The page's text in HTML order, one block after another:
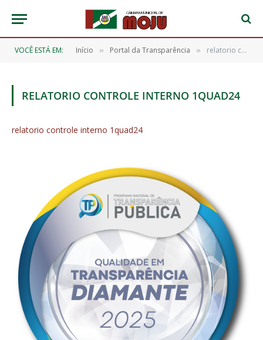
VOCÊ ESTÁ EM: Início » Portal da Transparência » relatorio controle interno 1quad24
RELATORIO CONTROLE INTERNO 1QUAD24
relatorio controle interno 1quad24